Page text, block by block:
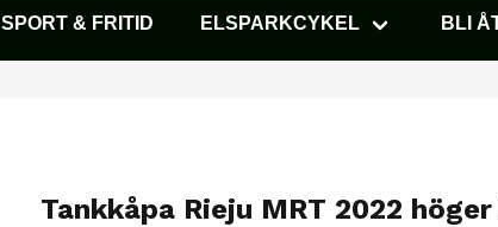
SPORT & FRITID ELSPARKCYKEL BLI
Tankkåpa Rieju MRT 2022